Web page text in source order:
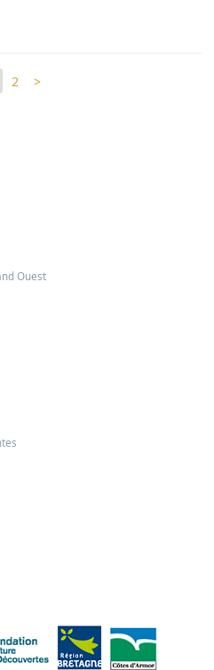
2 >
Ouest